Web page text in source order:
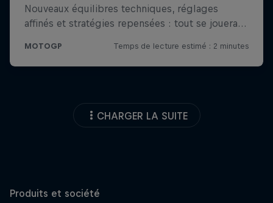
CHARGER LA SUITE